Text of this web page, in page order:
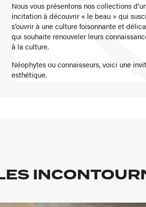
Nous vous présentons nos collections
incitation à découvrir « le beau » qui
s’ouvrir à une culture foisonnante et
qui souhaite renouveler leurs
à la culture.
Néophytes ou connaisseurs, voici une
esthétique.